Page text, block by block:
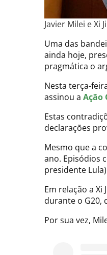
Javier Milei e Xi
Uma das
ainda hoje,
pragmática o
Nesta terça-
assinou a Ação
Estas
declarações
Mesmo que a
ano. Episódios
presidente
Em relação a Xi
durante o G20,
Por sua vez,